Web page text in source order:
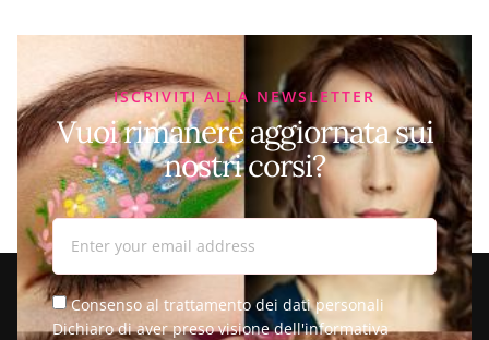
ISCRIVITI ALLA NEWSLETTER
Vuoi rimanere aggiornata sui
nostri corsi?
Consenso al trattamento dei dati personali
Dichiaro di aver preso visione dell'informativa